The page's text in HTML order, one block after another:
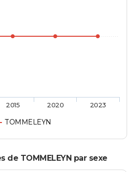
TOMMELEYN
2015 2020 2023
de TOMMELEYN par sexe